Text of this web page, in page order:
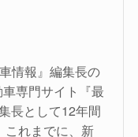
情報』編集長の
専門サイト『最
長として12年間
これまでに、新